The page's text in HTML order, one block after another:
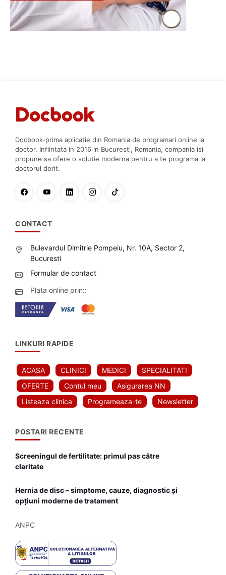
Docbook-prima aplicatie din Romania de programari online la
doctor. Infiintata in 2016 in Bucuresti, Romania, compania isi
propune sa ofere o solutie moderna pentru a te programa la
doctorul dorit.
CONTACT
Bulevardul Dimitrie Pompeiu, Nr. 10A, Sector 2,
Bucuresti
Formular de contact
Plata online prin::
LINKURI RAPIDE
ACASA CLINICI MEDICI
SPECIALITATI
OFERTE
Contul meu
Asigurarea NN
Listeaza clinica
Programeaza-te Newsletter
POSTARI RECENTE
Screeningul de fertilitate: primul pas către
claritate
Hernia de disc – simptome, cauze, diagnostic și
opțiuni moderne de tratament
ANPC